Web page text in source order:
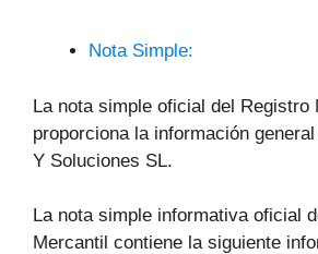
Nota Simple:
La nota simple oficial del Registro
proporciona la información
Y Soluciones SL.
La nota simple informativa oficial
Mercantil contiene la siguiente